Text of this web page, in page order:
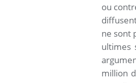
ou
ne sont
ultimes
million